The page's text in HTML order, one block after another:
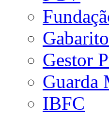
Gabarito
Gestor
Guarda
IBFC